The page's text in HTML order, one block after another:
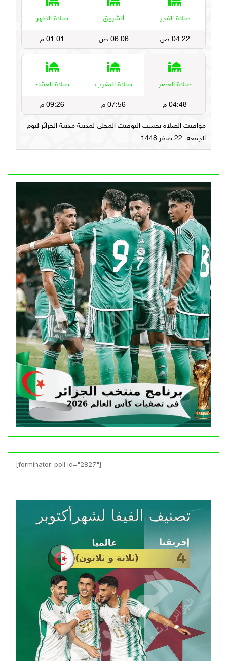
[forminator_poll id="2827"]